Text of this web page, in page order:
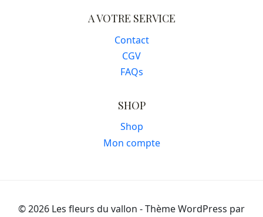
A VOTRE SERVICE
Contact
CGV
FAQs
SHOP
Shop
Mon compte
© 2026 Les fleurs du vallon - Thème WordPress par